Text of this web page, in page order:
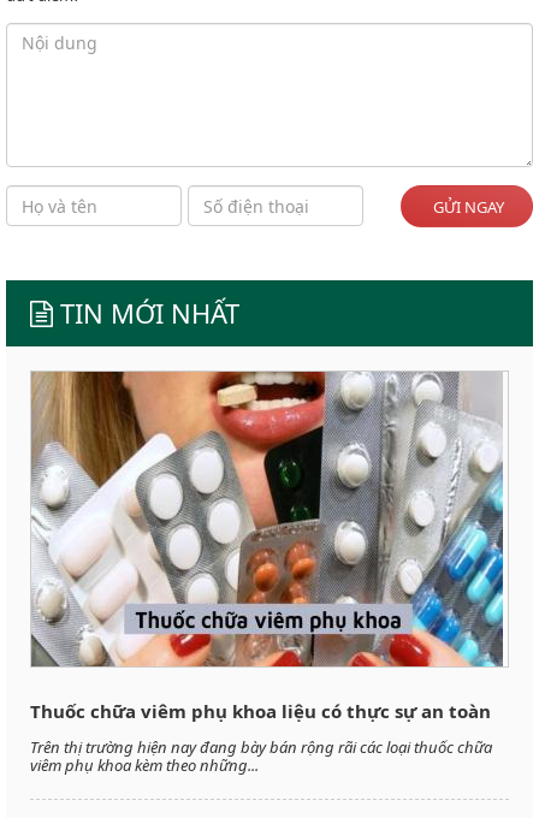
GỬI NGAY
TIN MỚI NHẤT
Thuốc chữa viêm phụ khoa liệu có thực sự an toàn
Trên thị trường hiện nay đang bày bán rộng rãi các loại thuốc chữa
viêm phụ khoa kèm theo những...